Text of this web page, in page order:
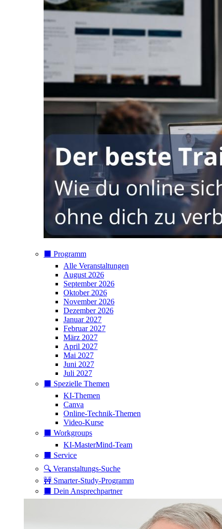
⬛️ Programm
Alle Veranstaltungen
August 2026
September 2026
Oktober 2026
November 2026
Dezember 2026
Januar 2027
Februar 2027
März 2027
April 2027
Mai 2027
Juni 2027
Juli 2027
⬛️ Spezielle Themen
KI-Themen
Canva
Online-Technik-Themen
Video-Kurse
⬛️ Workgroups
KI-MasterMind-Team
⬛️ Service
🔍 Veranstaltungs-Suche
🚧 Smarter-Study-Programm
⬛️ Dein Ansprechpartner